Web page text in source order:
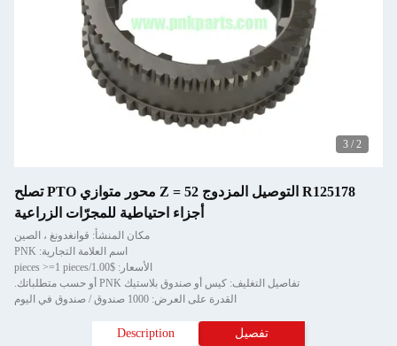
2
/
3
R125178 التوصيل المزدوج Z = 52 محور متوازي PTO تصلح
أجزاء احتياطية للمجرّات الزراعية
مكان المنشأ: قوانغدونغ ، الصين
اسم العلامة التجارية: PNK
الأسعار: $1.00/pieces >=1 pieces
تفاصيل التغليف: كيس أو صندوق بلاستيك PNK أو حسب متطلباتك.
القدرة على العرض: 1000 صندوق / صندوق في اليوم
تفصيل Description